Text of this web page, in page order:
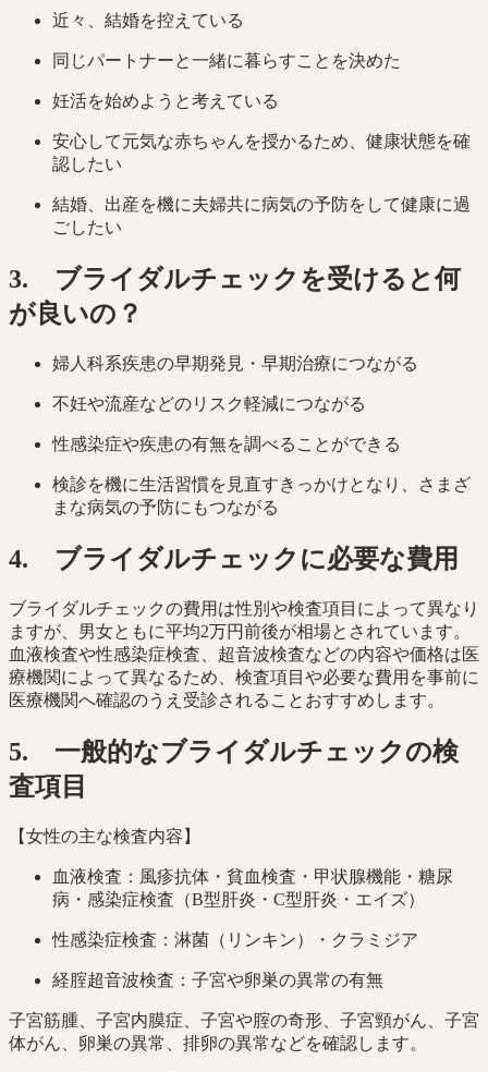
近々、結婚を控えている
同じパートナーと一緒に暮らすことを決めた
妊活を始めようと考えている
安心して元気な赤ちゃんを授かるため、健康状態を確
認したい
結婚、出産を機に夫婦共に病気の予防をして健康に過
ごしたい
3. ブライダルチェックを受けると何
が良いの？
婦人科系疾患の早期発見・早期治療につながる
不妊や流産などのリスク軽減につながる
性感染症や疾患の有無を調べることができる
検診を機に生活習慣を見直すきっかけとなり、さまざ
まな病気の予防にもつながる
4. ブライダルチェックに必要な費用
ブライダルチェックの費用は性別や検査項目によって異なり
ますが、男女ともに平均2万円前後が相場とされています。
血液検査や性感染症検査、超音波検査などの内容や価格は医
療機関によって異なるため、検査項目や必要な費用を事前に
医療機関へ確認のうえ受診されることおすすめします。
5. 一般的なブライダルチェックの検
査項目
【女性の主な検査内容】
血液検査：風疹抗体・貧血検査・甲状腺機能・糖尿
病・感染症検査（B型肝炎・C型肝炎・エイズ）
性感染症検査：淋菌（リンキン）・クラミジア
経腟超音波検査：子宮や卵巣の異常の有無
子宮筋腫、子宮内膜症、子宮や腟の奇形、子宮頸がん、子宮
体がん、卵巣の異常、排卵の異常などを確認します。